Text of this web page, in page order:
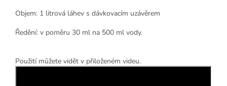
Objem: 1 litrová láhev s dávkovacím uzávěrem
Ředění: v poměru 30 ml na 500 ml vody.
Použití můžete vidět v přiloženém videu.